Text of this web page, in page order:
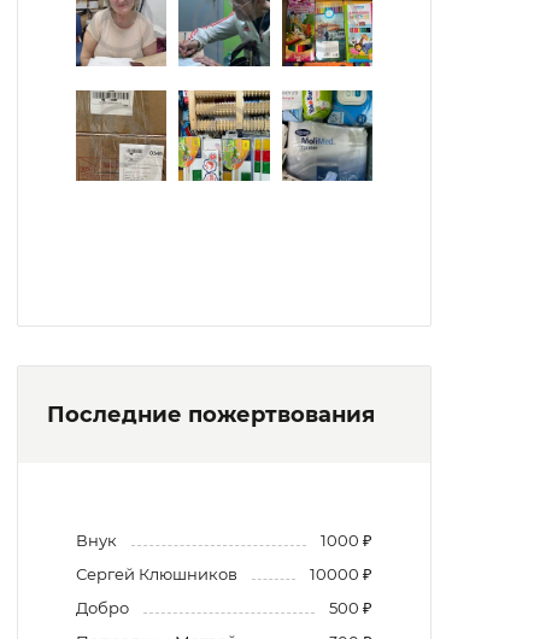
Последние пожертвования
Внук
1000 ₽
Сергей Клюшников
10000 ₽
Добро
500 ₽